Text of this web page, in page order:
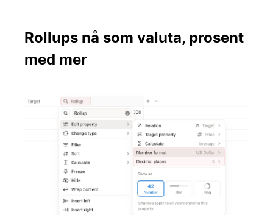
Rollups nå som valuta, prosent
med mer